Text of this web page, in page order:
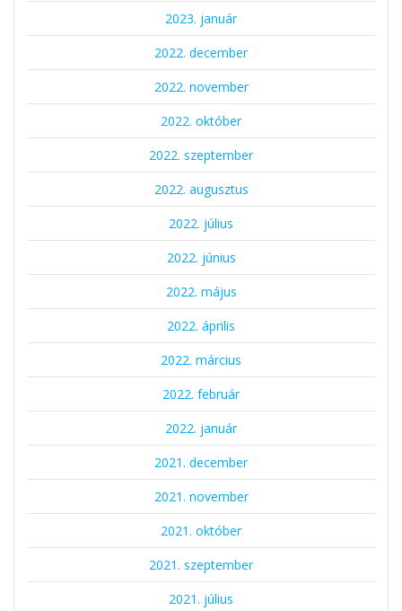
2023. január
2022. december
2022. november
2022. október
2022. szeptember
2022. augusztus
2022. július
2022. június
2022. május
2022. április
2022. március
2022. február
2022. január
2021. december
2021. november
2021. október
2021. szeptember
2021. július